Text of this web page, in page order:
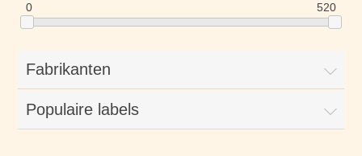
0 520
Fabrikanten
Populaire labels